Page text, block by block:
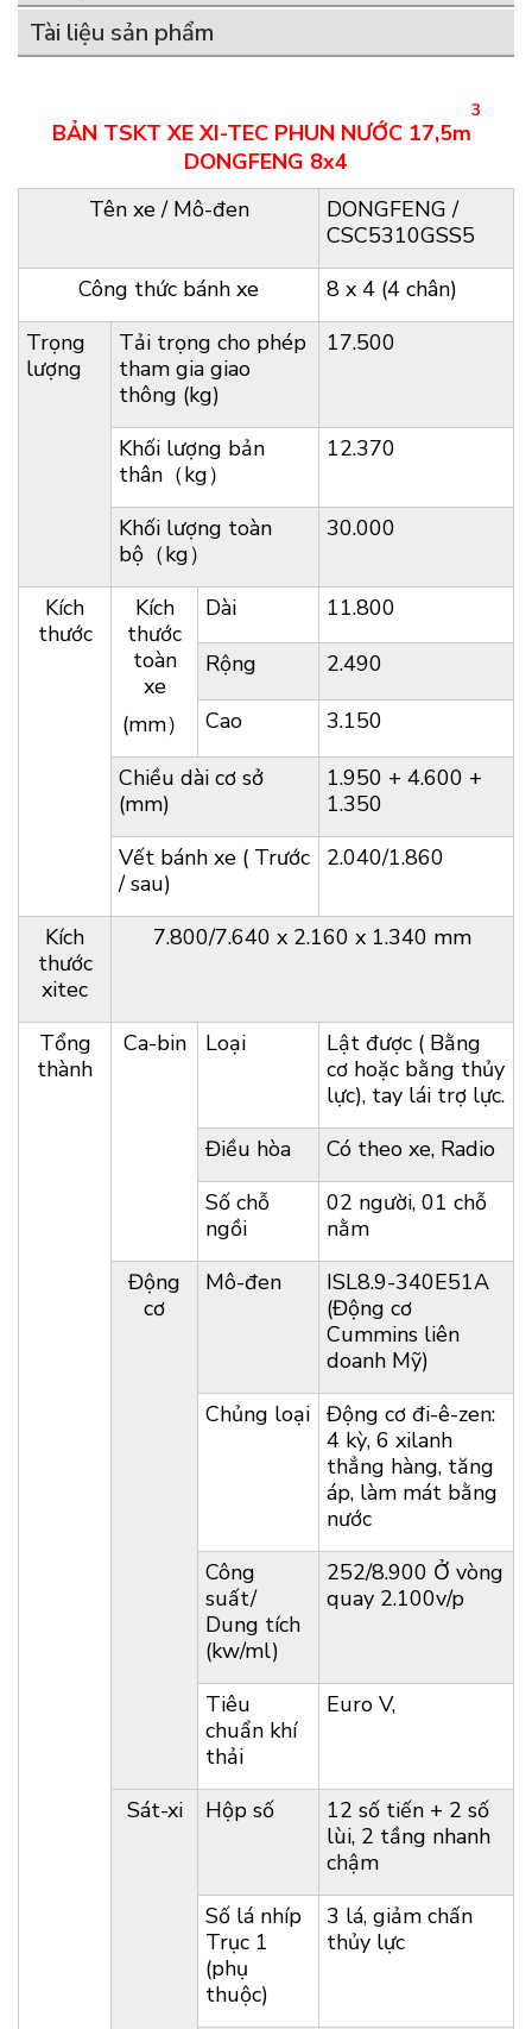
Tài liệu sản phẩm
BẢN TSKT XE XI-TEC PHUN NƯỚC 17,5m
3
DONGFENG 8x4
Tên xe / Mô-đen
DONGFENG /
CSC5310GSS5
Công thức bánh xe
8 x 4 (4 chân)
Trọng
lượng
Tải trọng cho phép
tham gia giao
thông (kg)
17.500
Khối lượng bản
thân（kg）
12.370
Khối lượng toàn
bộ（kg）
30.000
Kích
thước
Kích
thước
toàn
xe
(mm）
Dài
11.800
Rộng
2.490
Cao
3.150
Chiều dài cơ sở
(mm)
1.950 + 4.600 +
1.350
Vết bánh xe ( Trước
/ sau)
2.040/1.860
Kích
thước
xitec
7.800/7.640 x 2.160 x 1.340 mm
Tổng
thành
Ca-bin Loại
Lật được ( Bằng
cơ hoặc bằng thủy
lực), tay lái trợ lực.
Điều hòa
Có theo xe, Radio
Số chỗ
ngồi
02 người, 01 chỗ
nằm
Động
cơ
Mô-đen
ISL8.9-340E51A
(Động cơ
Cummins liên
doanh Mỹ)
Chủng loại Động cơ đi-ê-zen:
4 kỳ, 6 xilanh
thẳng hàng, tăng
áp, làm mát bằng
nước
Công
suất/
Dung tích
(kw/ml)
252/8.900 Ở vòng
quay 2.100v/p
Tiêu
chuẩn khí
thải
Euro V,
Sát-xi Hộp số
12 số tiến + 2 số
lùi, 2 tầng nhanh
chậm
Số lá nhíp
Trục 1
(phụ
thuộc)
3 lá, giảm chấn
thủy lực